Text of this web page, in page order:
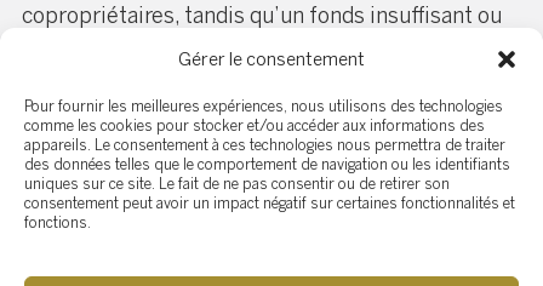
Gérer le consentement
Pour fournir les meilleures expériences, nous utilisons des technologies
comme les cookies pour stocker et/ou accéder aux informations des
appareils. Le consentement à ces technologies nous permettra de traiter
des données telles que le comportement de navigation ou les identifiants
uniques sur ce site. Le fait de ne pas consentir ou de retirer son
consentement peut avoir un impact négatif sur certaines fonctionnalités et
fonctions.
copropriétaires, tandis qu’un fonds insuffisant ou
excessif peut entraîner des problèmes financiers
attentivement les états financiers, le carnet
d’entretien, et en consultant des experts, vous
pouvez évaluer la santé du fonds de prévoyance et
prendre des décisions éclairées.
Pour plus d’informations ou des conseils